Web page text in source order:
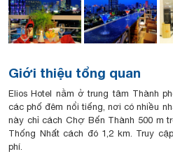
Giới thiệu tổng quan
Elios Hotel nằm ở trung tâm Thành
các phố đêm nổi tiếng, nơi có nhiều
này chỉ cách Chợ Bến Thành 500 m
Thống Nhất cách đó 1,2 km. Truy
phí.